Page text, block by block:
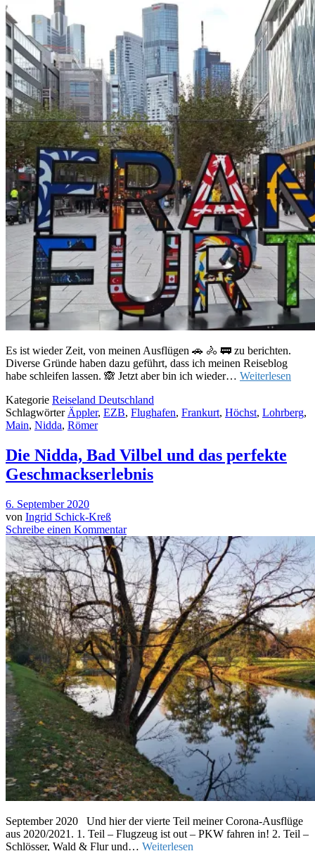
Es ist wieder Zeit, von meinen Ausflügen 🚗 🚴 🚃 zu berichten.
Diverse Gründe haben dazu geführt, dass ich meinen Reiseblog
habe schleifen lassen. 🙈 Jetzt aber bin ich wieder… Weiterlesen
Kategorie Reiseland Deutschland
Schlagwörter Äppler, EZB, Flughafen, Frankurt, Höchst, Lohrberg,
Main, Nidda, Römer
Die Nidda, Bad Vilbel und das perfekte
Geschmackserlebnis
6. September 2020
von Ingrid Schick-Kreß
Schreibe einen Kommentar
September 2020 Und hier der vierte Teil meiner Corona-Ausflüge
aus 2020/2021. 1. Teil – Flugzeug ist out – PKW fahren in! 2. Teil –
Schlösser, Wald & Flur und… Weiterlesen